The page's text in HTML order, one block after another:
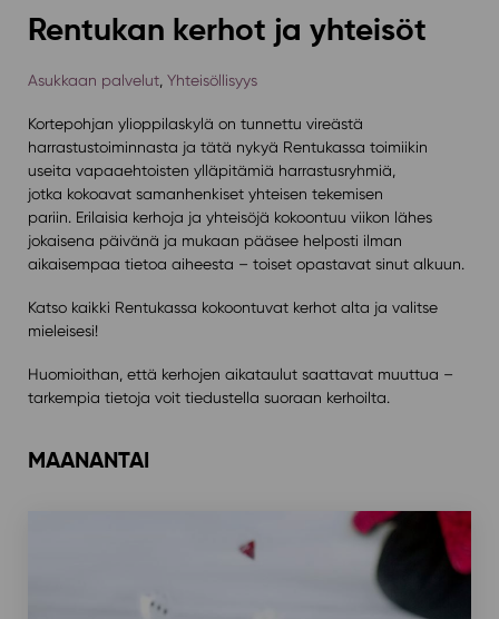
Rentukan kerhot ja yhteisöt
Asukkaan palvelut, Yhteisöllisyys
Kortepohjan ylioppilaskylä on tunnettu vireästä
harrastustoiminnasta ja tätä nykyä Rentukassa toimiikin
useita vapaaehtoisten ylläpitämiä harrastusryhmiä,
jotka kokoavat samanhenkiset yhteisen tekemisen
pariin. Erilaisia kerhoja ja yhteisöjä kokoontuu viikon lähes
jokaisena päivänä ja mukaan pääsee helposti ilman
aikaisempaa tietoa aiheesta – toiset opastavat sinut alkuun.
Katso kaikki Rentukassa kokoontuvat kerhot alta ja valitse
mieleisesi!
Huomioithan, että kerhojen aikataulut saattavat muuttua –
tarkempia tietoja voit tiedustella suoraan kerhoilta.
MAANANTAI